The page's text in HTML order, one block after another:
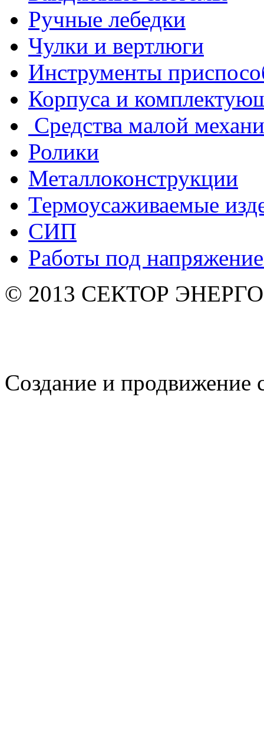
Ручные лебедки
Чулки и вертлюги
Инструменты
Корпуса и
Средства малой
Ролики
Металлоконструкции
Термоусаживаемые
СИП
Работы под
© 2013 СЕКТОР ЭНЕРГО.
Создание и продвижение